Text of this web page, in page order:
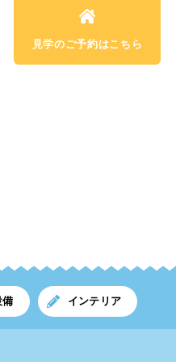
見学のご予約はこちら
備 インテリア